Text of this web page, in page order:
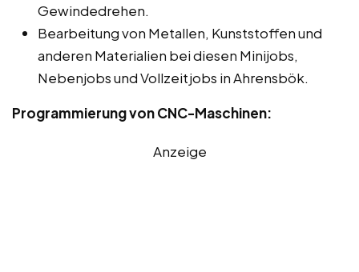
Gewindedrehen.
Bearbeitung von Metallen, Kunststoffen und
anderen Materialien bei diesen Minijobs,
Nebenjobs und Vollzeitjobs in Ahrensbök.
Programmierung von CNC-Maschinen:
Anzeige